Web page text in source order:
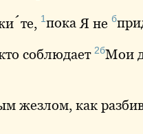
1пока Я не б
соблюдает 2бМои
жезлом, как